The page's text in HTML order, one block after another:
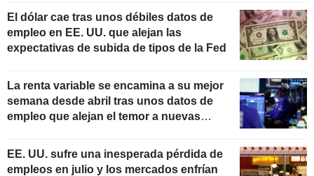
El dólar cae tras unos débiles datos de
empleo en EE. UU. que alejan las
expectativas de subida de tipos de la Fed
La renta variable se encamina a su mejor
semana desde abril tras unos datos de
empleo que alejan el temor a nuevas
EE. UU. sufre una inesperada pérdida de
empleos en julio y los mercados enfrían